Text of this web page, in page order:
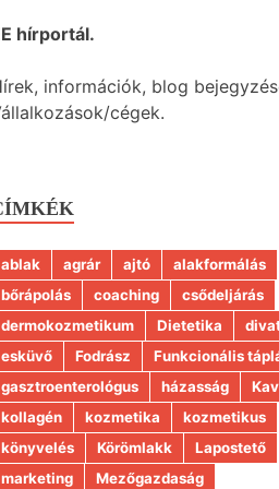
hírportál.
információk, blog
cégek.
ablak agrár ajtó
alakformálás
bőrápolás
coaching
csődeljárás
dermokozmetikum
Dietetika
esküvő
Fodrász
Funkcionális
gasztroenterológus
házasság
kollagén
kozmetika
kozmetikus
könyvelés
Körömlakk
Lapostető
marketing
Mezőgazdaság